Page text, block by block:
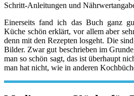
Schritt-Anleitungen und
Einerseits fand ich das Buch ganz
Küche schön erklärt, vor allem aber
denn mit den Rezepten losgeht. Die
Bilder. Zwar gut beschrieben im
man so schön sagt, das ist überhaupt
man hat nicht, wie in anderen